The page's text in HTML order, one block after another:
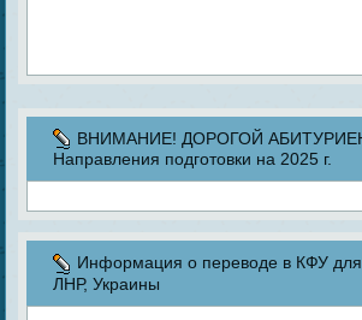
ВНИМАНИЕ! ДОРОГОЙ
Направления подготовки на 2025 г.
Информация о переводе в КФУ для
ЛНР, Украины